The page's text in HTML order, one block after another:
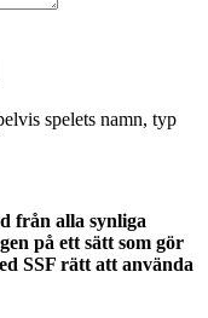
spelets namn, typ
från alla synliga
på ett sätt som gör
SSF rätt att använda